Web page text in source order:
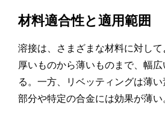
材料適合性と適用範囲
溶接は、さまざまな材料に対して
厚いものから薄いものまで、幅
る。一方、リベッティングは薄
部分や特定の合金には効果が薄い